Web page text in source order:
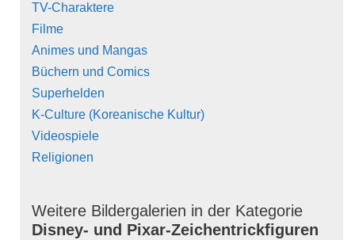
TV-Charaktere
Filme
Animes und Mangas
Büchern und Comics
Superhelden
K-Culture (Koreanische Kultur)
Videospiele
Religionen
Weitere Bildergalerien in der Kategorie
Disney- und Pixar-Zeichentrickfiguren